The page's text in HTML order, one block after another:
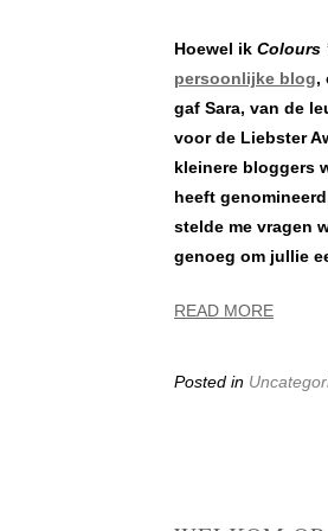
Hoewel ik Colours
persoonlijke blog,
gaf Sara, van de
voor de Liebster
kleinere bloggers
heeft
stelde me vragen
genoeg om jullie
READ MORE
Posted in